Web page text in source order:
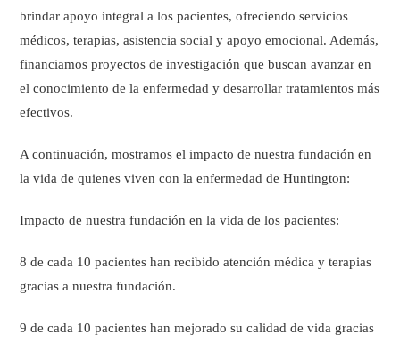
brindar apoyo integral a los pacientes, ofreciendo servicios
médicos, terapias, asistencia social y apoyo emocional. Además,
financiamos proyectos de investigación que buscan avanzar en
el conocimiento de la enfermedad y desarrollar tratamientos más
efectivos.
A continuación, mostramos el impacto de nuestra fundación en
la vida de quienes viven con la enfermedad de Huntington:
Impacto de nuestra fundación en la vida de los pacientes:
8 de cada 10 pacientes han recibido atención médica y terapias
gracias a nuestra fundación.
9 de cada 10 pacientes han mejorado su calidad de vida gracias